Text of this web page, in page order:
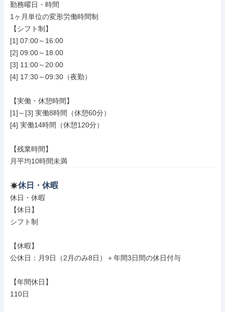
勤務曜日・時間
1ヶ月単位の変形労働時間制
【シフト制】
[1] 07:00～16:00
[2] 09:00～18:00
[3] 11:00～20:00
[4] 17:30～09:30（夜勤）
【実働・休憩時間】
[1]～[3] 実働8時間（休憩60分）
[4] 実働14時間（休憩120分）
【残業時間】
月平均10時間未満
休日・休暇
休日・休暇
【休日】
シフト制
【休暇】
公休日：月9日（2月のみ8日）＋年間3日間の休日付与
【年間休日】
110日